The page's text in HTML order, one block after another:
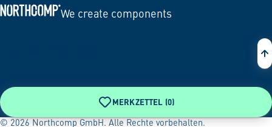
We create components
MERKZETTEL (0)
© 2026 Northcomp GmbH. Alle Rechte vorbehalten.